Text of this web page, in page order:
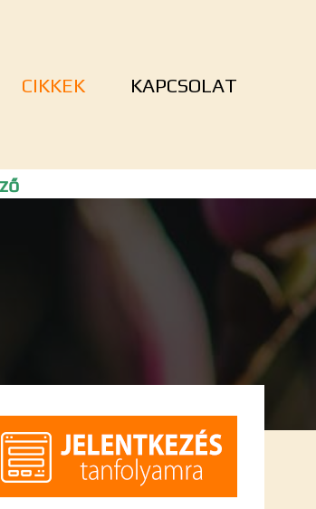
KAPCSOLAT
CIKKEK